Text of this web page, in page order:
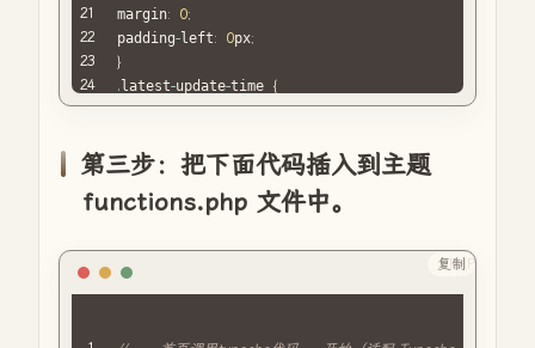
margin: 0;
padding-left: 0px;
}
.latest-update-time {
font-size: 14px;
margin
right: 0px;
.latest -update-divider {
margin: 10px 0;
}
第三步：把下面代码插入到主题
functions.php 文件中。
复制PHP